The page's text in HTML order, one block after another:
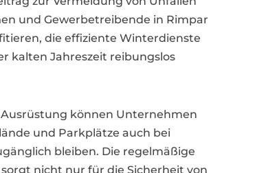
und Gewerbetreibende in Rimpar
die effiziente Winterdienste
kalten Jahreszeit reibungslos
können Unternehmen
und Parkplätze auch bei
bleiben. Die regelmäßige
nicht nur für die Sicherheit von